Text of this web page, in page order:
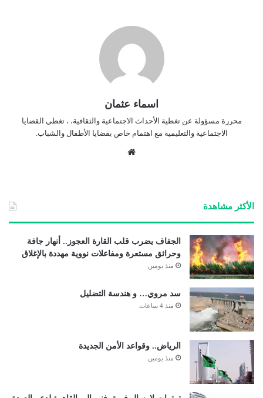
اسماء عثمان
محررة مسؤولة عن تغطية الأحداث الاجتماعية والثقافية، ، تغطي القضايا
الاجتماعية والتعليمية مع اهتمام خاص بقضايا الأطفال والشباب.
الأكثر مشاهدة
الجفاف يضرب قلب القارة العجوز.. أنهار جافة
وحرائق مستعرة ومفاعلات نووية مهددة بالإغلاق
منذ يومين
سد مروي… و هندسة التضليل
منذ 4 ساعات
الرياض.. وقواعد الأمن الجديدة
منذ يومين